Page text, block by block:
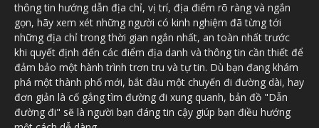
thông tin hướng dẫn địa chỉ, vị trí, địa điểm rõ ràng và ngắn
gọn, hãy xem xét những người có kinh nghiệm đã từng tới
những địa chỉ trong thời gian ngắn nhất, an toàn nhất trước
khi quyết định đến các điểm địa danh và thông tin cần thiết để
đảm bảo một hành trình trơn tru và tự tin. Dù bạn đang khám
phá một thành phố mới, bắt đầu một chuyến đi đường dài, hay
đơn giản là cố gắng tìm đường đi xung quanh, bản đồ "Dẫn
đường đi" sẽ là người bạn đáng tin cậy giúp bạn điều hướng